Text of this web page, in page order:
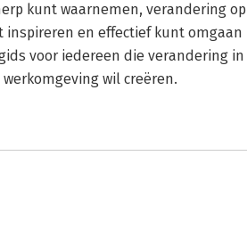
kunt waarnemen, verandering op
en effectief kunt omgaan
voor iedereen die verandering in
wil creëren.